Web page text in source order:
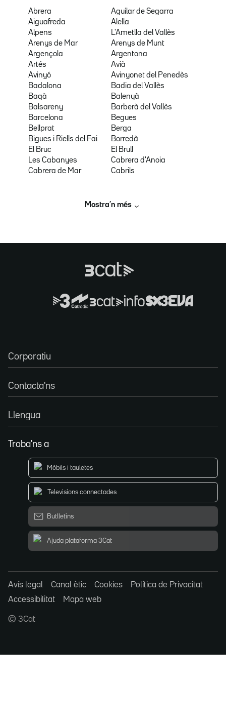
Abrera
Aguilar de Segarra
Aiguafreda
Alella
Alpens
L'Ametlla del Vallès
Arenys de Mar
Arenys de Munt
Argençola
Argentona
Artés
Avià
Avinyó
Avinyonet del Penedès
Badalona
Badia del Vallès
Bagà
Balenyà
Balsareny
Barberà del Vallès
Barcelona
Begues
Bellprat
Berga
Bigues i Riells del Fai
Borredà
El Bruc
El Brull
Les Cabanyes
Cabrera d'Anoia
Cabrera de Mar
Cabrils
Mostra’n més
Corporatiu
Contacta'ns
Llengua
Troba'ns a
Mòbils i tauletes
Televisions connectades
Butlletins
Ajuda plataforma 3Cat
Avís legal Canal ètic Cookies
Política de Privacitat
Accessibilitat
Mapa web
© 3Cat